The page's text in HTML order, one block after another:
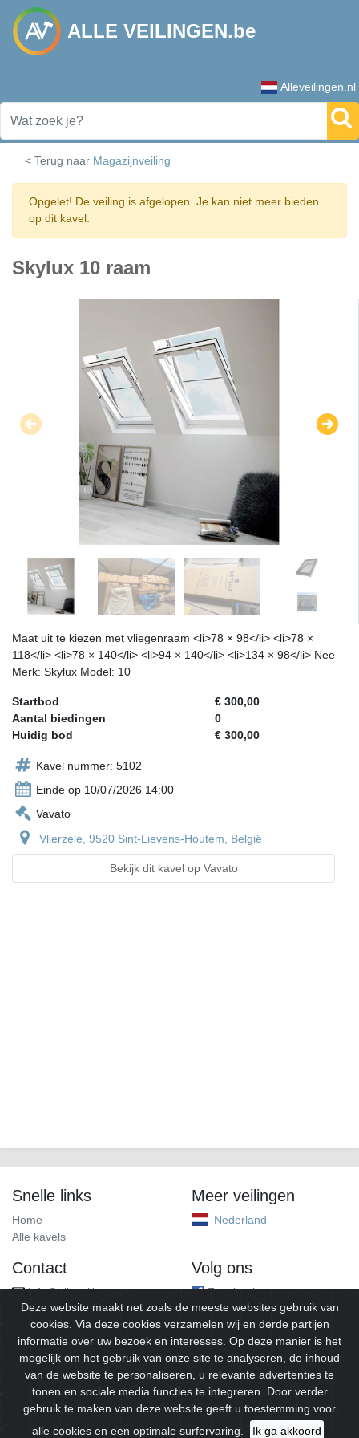
ALLE VEILINGEN.be
Alleveilingen.nl
< Terug naar Magazijnveiling
Opgelet! De veiling is afgelopen. Je kan niet meer bieden
op dit kavel.
Skylux 10 raam
Maat uit te kiezen met vliegenraam <li>78 × 98</li> <li>78 ×
118</li> <li>78 × 140</li> <li>94 × 140</li> <li>134 × 98</li> Nee
Merk: Skylux Model: 10
Startbod
€ 300,00
Aantal biedingen
0
Huidig bod
€ 300,00
Kavel nummer: 5102
Einde op 10/07/2026 14:00
Vavato
Vlierzele, 9520 Sint-Lievens-Houtem, België
Bekijk dit kavel op Vavato
Snelle links
Home
Alle kavels
Meer veilingen
Nederland
Contact
info@alleveilingen.net
Volg ons
Facebook
© 2026Alleveilingen.Alle rechten voorbehouden.
Deze website maakt net zoals de meeste websites gebruik van
cookies. Via deze cookies verzamelen wij en derde partijen
informatie over uw bezoek en interesses. Op deze manier is het
mogelijk om het gebruik van onze site te analyseren, de inhoud
van de website te personaliseren, u relevante advertenties te
tonen en sociale media functies te integreren. Door verder
gebruik te maken van deze website geeft u toestemming voor
alle cookies en een optimale surfervaring.
Ik ga akkoord